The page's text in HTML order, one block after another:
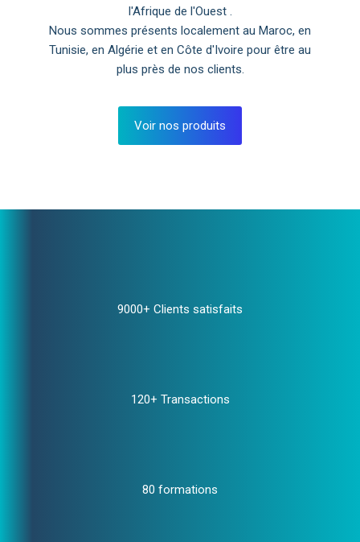
l'Afrique de l'Ouest .
Nous sommes présents localement au Maroc, en
Tunisie, en Algérie et en Côte d'Ivoire pour être au
plus près de nos clients.
Voir nos produits
9000+ Clients satisfaits
120+ Transactions
80 formations